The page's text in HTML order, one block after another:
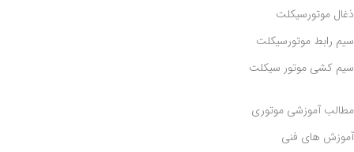
ذغال موتورسیکلت
سیم رابط موتورسیکلت
سیم کشی موتور سیکلت
مطالب آموزشی موتوری
آموزش های فنی